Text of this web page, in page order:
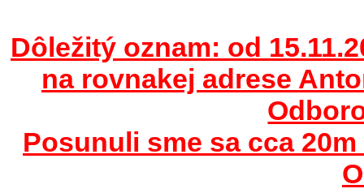
Dôležitý oznam: od
na rovnakej adrese
Posunuli sme sa cca